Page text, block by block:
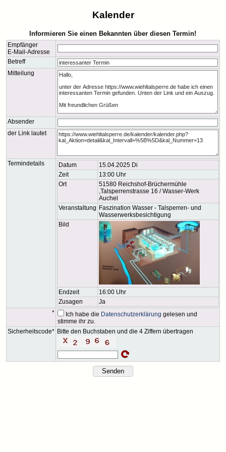
Kalender
Informieren Sie einen Bekannten über diesen Termin!
Empfänger
E-Mail-Adresse
Betreff
Mitteilung
Absender
der Link lautet
Termindetails Datum
15.04.2025 Di
Zeit
13:00 Uhr
Ort
51580 Reichshof-Brüchermühle
,Talsperrenstrasse 16 / Wasser-Werk
Auchel
Veranstaltung Faszination Wasser - Talsperren- und
Wasserwerksbesichtigung
Bild
Endzeit
16:00 Uhr
Zusagen
Ja
*
Ich habe die Datenschutzerklärung gelesen und
stimme ihr zu.
Sicherheitscode* Bitte den Buchstaben und die 4 Ziffern übertragen